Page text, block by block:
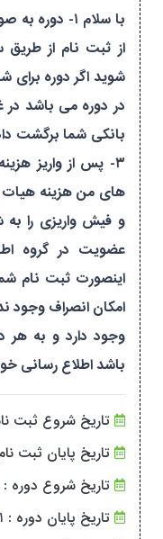
از ثبت نام از
شوید اگر دوره برای
در دوره می باشد در
بانکی شما برگشت
۳- پس از واریز
های من هزینه هیات
عضویت در گروه
وجود دارد و به هر
باشد اطلاع رسانی
تاریخ شروع ثبت
تاریخ پایان ثبت
تاریخ شروع دوره :
تاریخ پایان دوره :